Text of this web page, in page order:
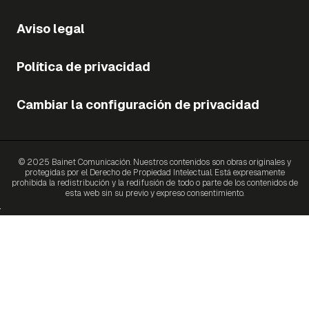
Aviso legal
Política de privacidad
Cambiar la configuración de privacidad
© 2025 Bainet Comunicación. Nuestros contenidos son obras originales y
protegidas por el Derecho de Propiedad Intelectual. Está expresamente
prohibida la redistribución y la redifusión de todo o parte de los contenidos de
esta web sin su previo y expreso consentimiento.